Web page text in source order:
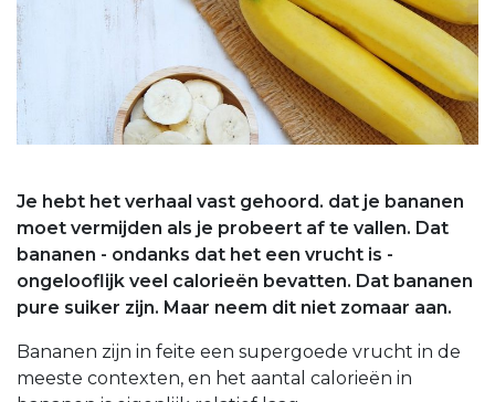
Je hebt het verhaal vast gehoord. dat je bananen
moet vermijden als je probeert af te vallen. Dat
bananen - ondanks dat het een vrucht is -
ongelooflijk veel calorieën bevatten. Dat bananen
pure suiker zijn. Maar neem dit niet zomaar aan.
Bananen zijn in feite een supergoede vrucht in de
meeste contexten, en het aantal calorieën in